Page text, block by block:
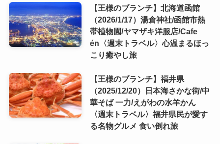
【王様のブランチ】北海道函館
（2026/1/17）湯倉神社/函館市熱
帯植物園/ヤマザキ洋服店/Cafe
én〈週末トラベル〉心温まるほっ
こり癒やし旅
【王様のブランチ】福井県
（2025/12/20）日本海さかな街/中
華そば 一力/えがわの水羊かん
〈週末トラベル〉福井県民が愛す
る名物グルメ 食い倒れ旅